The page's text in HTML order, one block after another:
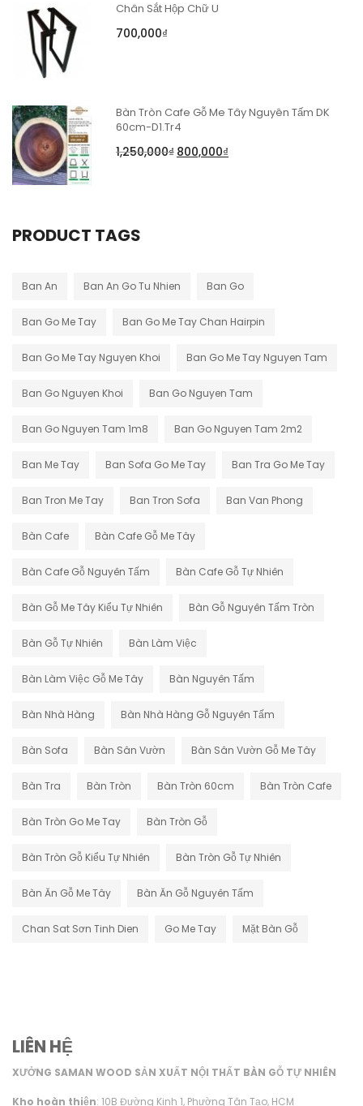
Chân Sắt Hộp Chữ U
700,000₫
Bàn Tròn Cafe Gỗ Me Tây Nguyên Tấm DK
60cm-D1.Tr4
1,250,000₫ 800,000₫
PRODUCT TAGS
Ban An Ban An Go Tu Nhien Ban Go
Ban Go Me Tay Ban Go Me Tay Chan Hairpin
Ban Go Me Tay Nguyen Khoi Ban Go Me Tay Nguyen Tam
Ban Go Nguyen Khoi Ban Go Nguyen Tam
Ban Go Nguyen Tam 1m8 Ban Go Nguyen Tam 2m2
Ban Me Tay Ban Sofa Go Me Tay Ban Tra Go Me Tay
Ban Tron Me Tay Ban Tron Sofa Ban Van Phong
Bàn Cafe Bàn Cafe Gỗ Me Tây
Bàn Cafe Gỗ Nguyên Tấm Bàn Cafe Gỗ Tự Nhiên
Bàn Gỗ Me Tây Kiểu Tự Nhiên Bàn Gỗ Nguyên Tấm Tròn
Bàn Gỗ Tự Nhiên Bàn Làm Việc
Bàn Làm Việc Gỗ Me Tây Bàn Nguyên Tấm
Bàn Nhà Hàng Bàn Nhà Hàng Gỗ Nguyên Tấm
Bàn Sofa Bàn Sân Vườn Bàn Sân Vườn Gỗ Me Tây
Bàn Tra Bàn Tròn Bàn Tròn 60cm Bàn Tròn Cafe
Bàn Tròn Go Me Tay Bàn Tròn Gỗ
Bàn Tròn Gỗ Kiểu Tự Nhiên Bàn Tròn Gỗ Tự Nhiên
Bàn Ăn Gỗ Me Tây Bàn Ăn Gỗ Nguyên Tấm
Chan Sat Sơn Tinh Dien Go Me Tay Mặt Bàn Gỗ
LIÊN HỆ
XƯỞNG SAMAN WOOD SẢN XUẤT NỘI THẤT BÀN GỖ TỰ NHIÊN
Kho hoàn thiện: 10B Đường Kinh 1, Phường Tân Tạo, HCM